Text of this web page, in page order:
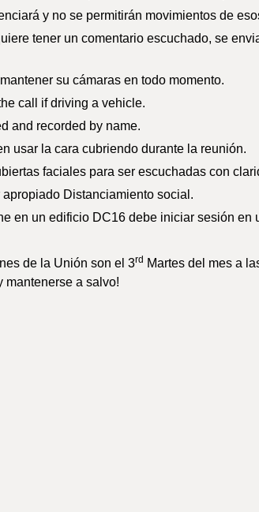
y no se permitirán movimientos de
tener un comentario escuchado, se
su cámaras en todo momento.
call if driving a vehicle.
and recorded by name.
usar la cara cubriendo durante la reunión.
faciales para ser escuchadas con
Distanciamiento social.
en un edificio DC16 debe iniciar sesión en
de la Unión son el 3rd Martes del mes a
mantenerse a salvo!